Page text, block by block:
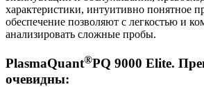
характеристики, интуитивно понятное
обеспечение позволяют с легкостью и
анализировать сложные пробы.
PlasmaQuant®PQ 9000 Elite.
очевидны: